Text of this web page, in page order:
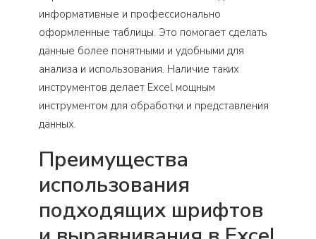
информативные и профессионально
оформленные таблицы. Это помогает сделать
данные более понятными и удобными для
анализа и использования. Наличие таких
инструментов делает Excel мощным
инструментом для обработки и представления
данных.
Преимущества
использования
подходящих шрифтов